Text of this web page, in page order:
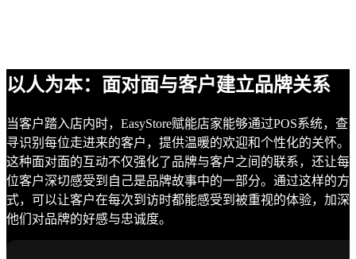
以人为本：面对面与客户建立品牌关系
当客户踏入店内时，EasyStore赋能店家能够通过POS系统，查
寻识别每位走进来的客户，提供温暖的欢迎和个性化的关怀。
这种面对面的互动不仅强化了品牌与客户之间的联系，还让每
位客户深切感受到自己是品牌故事中的一部分。通过这样的方
式，可以让客户在每次到访时都能感受到被重视的体验，加深
他们对品牌的好感与忠诚度。